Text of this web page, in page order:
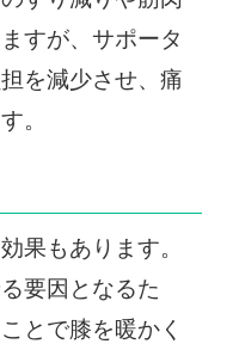
すが、サポータ
を減少させ、痛
。
果もあります。
要因となるた
とで膝を暖かく